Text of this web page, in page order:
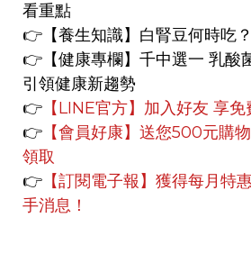
看重點
👉 【養生知識】 白腎豆何時吃？
👉【健康專欄】 千中選一 乳酸
引領健康新趨勢
👉 【LINE官方】 加入好友 享
👉 【會員好康】 送您500元購
領取
👉 【訂閱電子報】獲得每月特
手消息！